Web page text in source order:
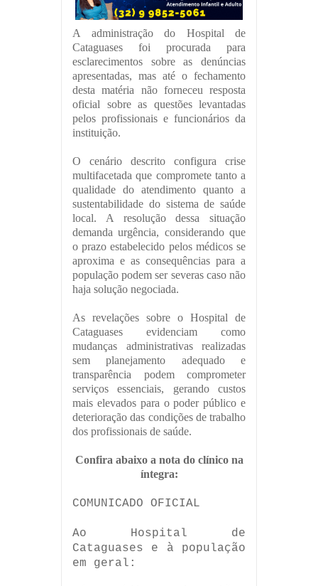
A administração do Hospital de
Cataguases foi procurada para
esclarecimentos sobre as denúncias
apresentadas, mas até o fechamento
desta matéria não forneceu resposta
oficial sobre as questões levantadas
pelos profissionais e funcionários da
instituição.
O cenário descrito configura crise
multifacetada que compromete tanto a
qualidade do atendimento quanto a
sustentabilidade do sistema de saúde
local. A resolução dessa situação
demanda urgência, considerando que
o prazo estabelecido pelos médicos se
aproxima e as consequências para a
população podem ser severas caso não
haja solução negociada.
As revelações sobre o Hospital de
Cataguases evidenciam como
mudanças administrativas realizadas
sem planejamento adequado e
transparência podem comprometer
serviços essenciais, gerando custos
mais elevados para o poder público e
deterioração das condições de trabalho
dos profissionais de saúde.
Confira abaixo a nota do clínico na
íntegra:
COMUNICADO OFICIAL
Ao Hospital de
Cataguases e à população
em geral: